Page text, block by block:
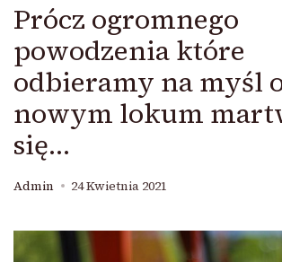
Prócz ogromnego
powodzenia które
odbieramy na myśl
nowym lokum
się…
Admin 24 Kwietnia 2021